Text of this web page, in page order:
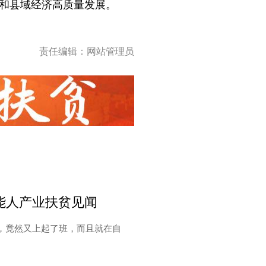
县域经济高质量发展。
责任编辑：网站管理员
产业扶贫见闻
竟然又上起了班，而且就在自